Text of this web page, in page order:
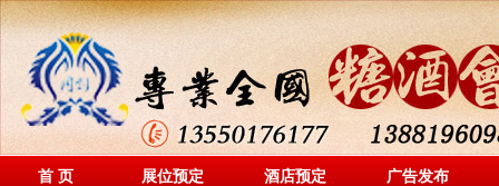
首 页 展位预定 酒店预定 广告发布